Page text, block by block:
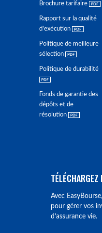
Brochure tarifaire
Rapport sur la qualité
d'exécution
Politique de meilleure
sélection
Politique de durabilité
Fonds de garantie des
dépôts et de
résolution
Avec
pour gérer vos
d’assurance vie.